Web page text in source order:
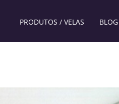
PRODUTOS / VELAS BLOG